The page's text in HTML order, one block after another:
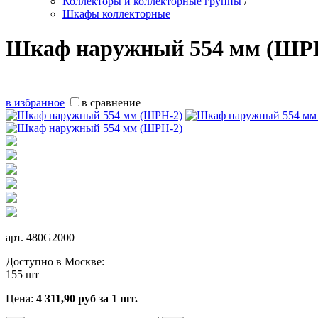
Шкафы коллекторные
Шкаф наружный 554 мм
в избранное в сравнение
арт. 480G2000
Доступно в Москве:
155 шт
Цена: 4 311,90 руб за 1 шт.